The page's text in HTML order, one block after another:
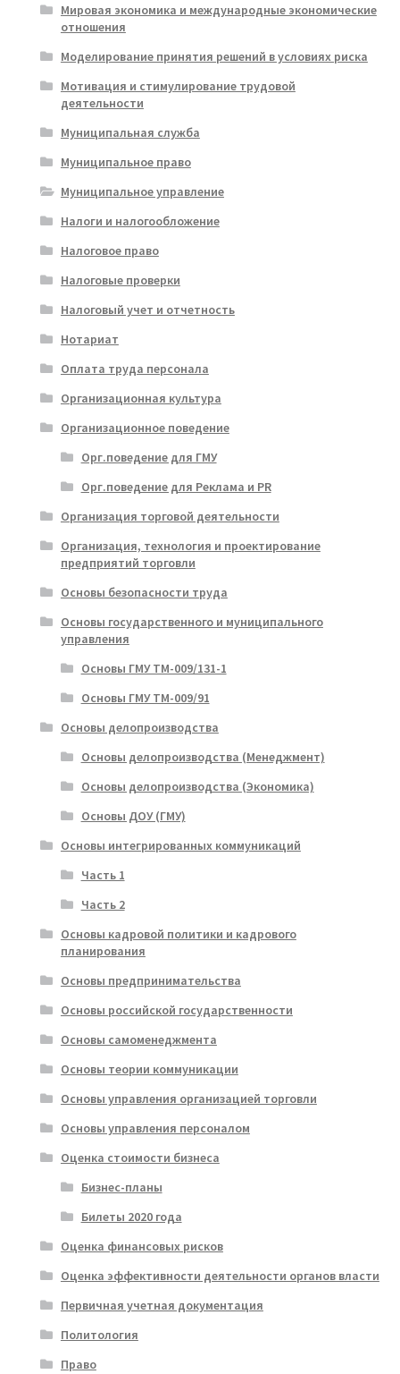
Мировая экономика и международные экономические
отношения
Моделирование принятия решений в условиях риска
Мотивация и стимулирование трудовой
деятельности
Муниципальная служба
Муниципальное право
Муниципальное управление
Налоги и налогообложение
Налоговое право
Налоговые проверки
Налоговый учет и отчетность
Нотариат
Оплата труда персонала
Организационная культура
Организационное поведение
Орг.поведение для ГМУ
Орг.поведение для Реклама и PR
Организация торговой деятельности
Организация, технология и проектирование
предприятий торговли
Основы безопасности труда
Основы государственного и муниципального
управления
Основы ГМУ ТМ-009/131-1
Основы ГМУ ТМ-009/91
Основы делопроизводства
Основы делопроизводства (Менеджмент)
Основы делопроизводства (Экономика)
Основы ДОУ (ГМУ)
Основы интегрированных коммуникаций
Часть 1
Часть 2
Основы кадровой политики и кадрового
планирования
Основы предпринимательства
Основы российской государственности
Основы самоменеджмента
Основы теории коммуникации
Основы управления организацией торговли
Основы управления персоналом
Оценка стоимости бизнеса
Бизнес-планы
Билеты 2020 года
Оценка финансовых рисков
Оценка эффективности деятельности органов власти
Первичная учетная документация
Политология
Право